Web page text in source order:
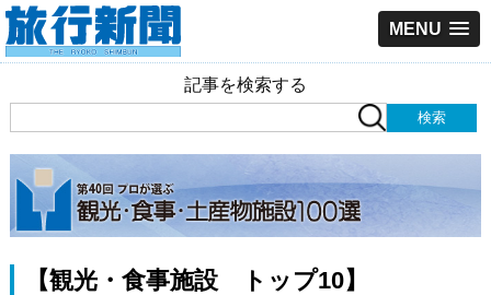
MENU
記事を検索する
【観光・食事施設 トップ10】